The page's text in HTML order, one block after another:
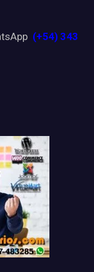
(+54) 343